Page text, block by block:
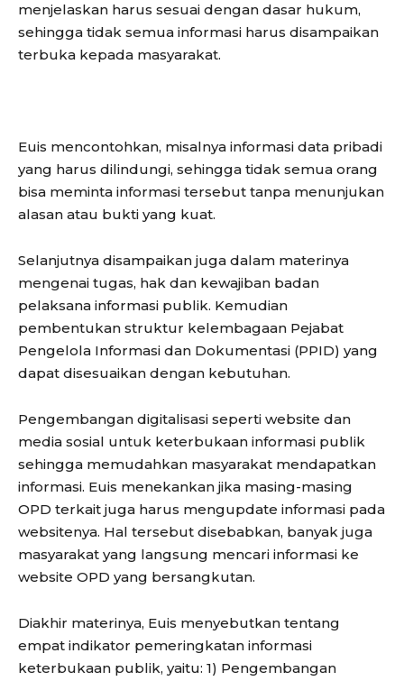
menjelaskan harus sesuai dengan dasar hukum,
sehingga tidak semua informasi harus disampaikan
terbuka kepada masyarakat.
Euis mencontohkan, misalnya informasi data pribadi
yang harus dilindungi, sehingga tidak semua orang
bisa meminta informasi tersebut tanpa menunjukan
alasan atau bukti yang kuat.
Selanjutnya disampaikan juga dalam materinya
mengenai tugas, hak dan kewajiban badan
pelaksana informasi publik. Kemudian
pembentukan struktur kelembagaan Pejabat
Pengelola Informasi dan Dokumentasi (PPID) yang
dapat disesuaikan dengan kebutuhan.
Pengembangan digitalisasi seperti website dan
media sosial untuk keterbukaan informasi publik
sehingga memudahkan masyarakat mendapatkan
informasi. Euis menekankan jika masing-masing
OPD terkait juga harus mengupdate informasi pada
websitenya. Hal tersebut disebabkan, banyak juga
masyarakat yang langsung mencari informasi ke
website OPD yang bersangkutan.
Diakhir materinya, Euis menyebutkan tentang
empat indikator pemeringkatan informasi
keterbukaan publik, yaitu: 1) Pengembangan